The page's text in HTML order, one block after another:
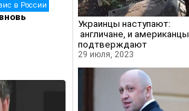
в России
Украинцы наступают:
англичане, и американцы
подтверждают
29 июля, 2023